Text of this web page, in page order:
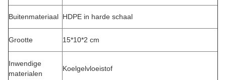
Buitenmateriaal HDPE in harde schaal
Grootte 15*10*2 cm
Inwendige
materialen
Koelgelvloeistof